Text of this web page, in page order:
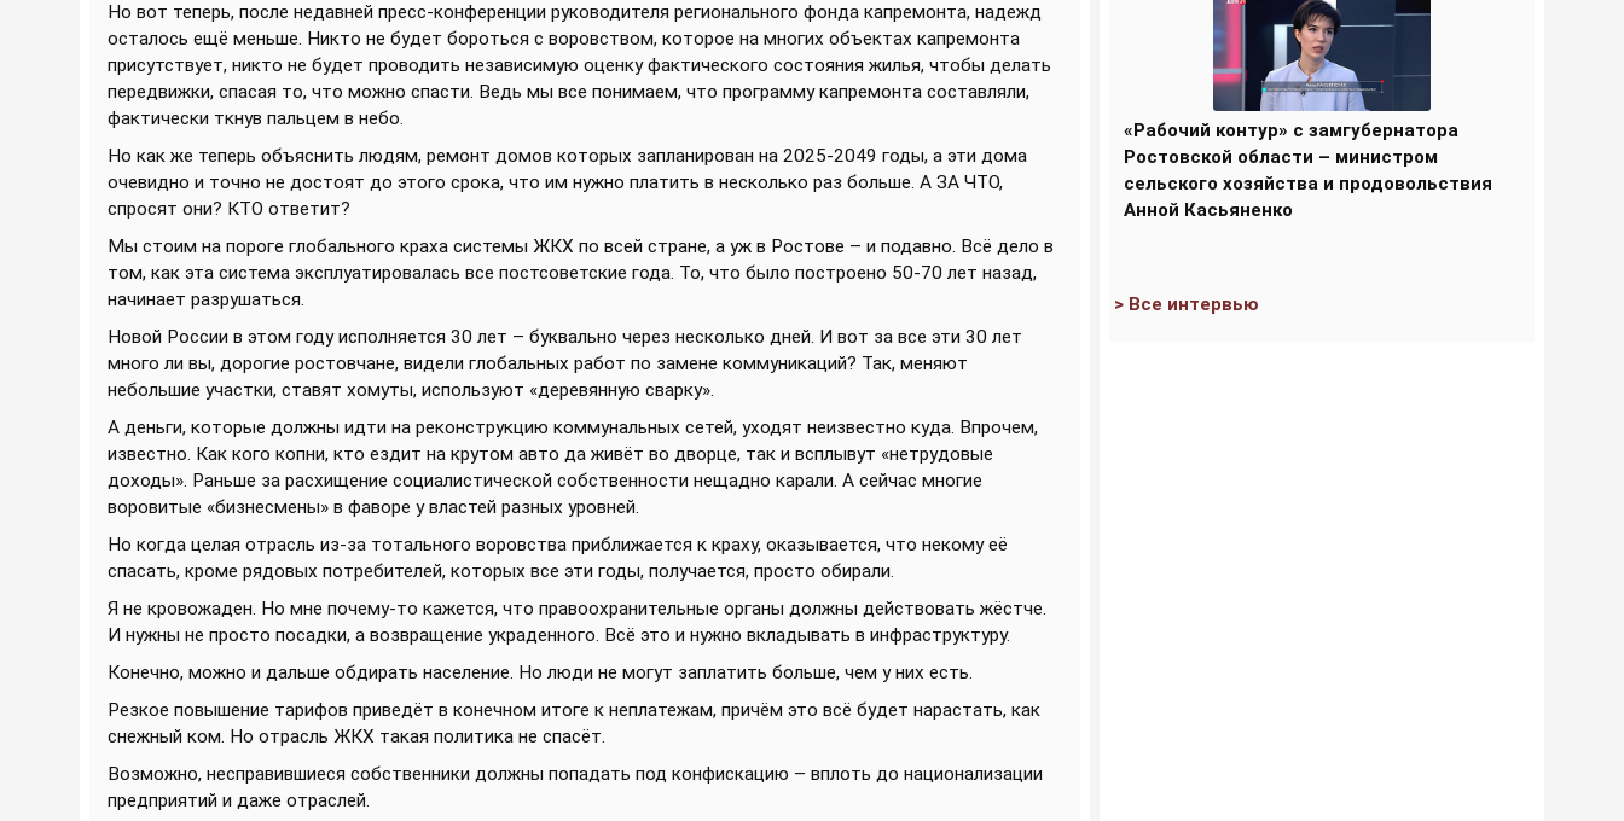
Но вот теперь, после недавней пресс-конференции руководителя регионального фонда капремонта, надежд
осталось ещё меньше. Никто не будет бороться с воровством, которое на многих объектах капремонта
присутствует, никто не будет проводить независимую оценку фактического состояния жилья, чтобы делать
передвижки, спасая то, что можно спасти. Ведь мы все понимаем, что программу капремонта составляли,
фактически ткнув пальцем в небо.
Но как же теперь объяснить людям, ремонт домов которых запланирован на 2025-2049 годы, а эти дома
очевидно и точно не достоят до этого срока, что им нужно платить в несколько раз больше. А ЗА ЧТО,
спросят они? КТО ответит?
Мы стоим на пороге глобального краха системы ЖКХ по всей стране, а уж в Ростове – и подавно. Всё дело в
том, как эта система эксплуатировалась все постсоветские года. То, что было построено 50-70 лет назад,
начинает разрушаться.
Новой России в этом году исполняется 30 лет – буквально через несколько дней. И вот за все эти 30 лет
много ли вы, дорогие ростовчане, видели глобальных работ по замене коммуникаций? Так, меняют
небольшие участки, ставят хомуты, используют «деревянную сварку».
А деньги, которые должны идти на реконструкцию коммунальных сетей, уходят неизвестно куда. Впрочем,
известно. Как кого копни, кто ездит на крутом авто да живёт во дворце, так и всплывут «нетрудовые
доходы». Раньше за расхищение социалистической собственности нещадно карали. А сейчас многие
воровитые «бизнесмены» в фаворе у властей разных уровней.
Но когда целая отрасль из-за тотального воровства приближается к краху, оказывается, что некому её
спасать, кроме рядовых потребителей, которых все эти годы, получается, просто обирали.
Я не кровожаден. Но мне почему-то кажется, что правоохранительные органы должны действовать жёстче.
И нужны не просто посадки, а возвращение украденного. Всё это и нужно вкладывать в инфраструктуру.
Конечно, можно и дальше обдирать население. Но люди не могут заплатить больше, чем у них есть.
Резкое повышение тарифов приведёт в конечном итоге к неплатежам, причём это всё будет нарастать, как
снежный ком. Но отрасль ЖКХ такая политика не спасёт.
Возможно, несправившиеся собственники должны попадать под конфискацию – вплоть до национализации
предприятий и даже отраслей.
«Рабочий контур» с замгубернатора
Ростовской области – министром
сельского хозяйства и продовольствия
Анной Касьяненко
> Все интервью